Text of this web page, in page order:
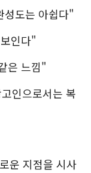
성도는 아쉽다"
인다"
은 느낌"
인으로서는 복
운 지점을 시사